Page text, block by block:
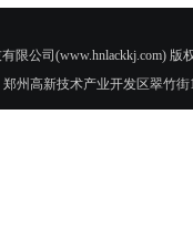
限公司(www.hnlackkj.com)
郑州高新技术产业开发区翠竹